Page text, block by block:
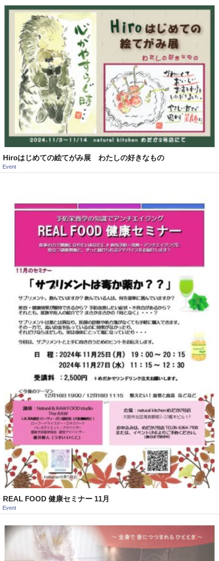
Hiroはじめての絵てがみ展 わたしの好きなもの
Event
REAL FOOD 健康セミナー 11月
Event